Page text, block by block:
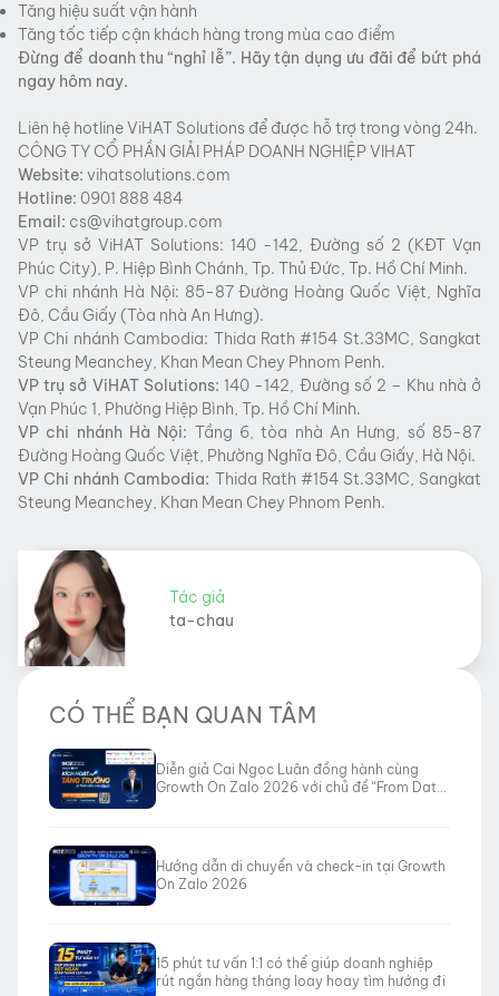
Tăng hiệu suất vận hành
Tăng tốc tiếp cận khách hàng trong mùa cao điểm
Đừng để doanh thu “nghỉ lễ”. Hãy tận dụng ưu đãi để bứt phá
ngay hôm nay.
Liên hệ hotline ViHAT Solutions để được hỗ trợ trong vòng 24h.
CÔNG TY CỔ PHẦN GIẢI PHÁP DOANH NGHIỆP VIHAT
Website: vihatsolutions.com
Hotline: 0901 888 484
Email: cs@vihatgroup.com
VP trụ sở ViHAT Solutions: 140 -142, Đường số 2 (KĐT Vạn
Phúc City), P. Hiệp Bình Chánh, Tp. Thủ Đức, Tp. Hồ Chí Minh.
VP chi nhánh Hà Nội: 85-87 Đường Hoàng Quốc Việt, Nghĩa
Đô, Cầu Giấy (Tòa nhà An Hưng).
VP Chi nhánh Cambodia: Thida Rath #154 St.33MC, Sangkat
Steung Meanchey, Khan Mean Chey Phnom Penh.
VP trụ sở ViHATSolutions: 140 -142, Đường số 2 – Khu nhà ở
Vạn Phúc 1, Phường Hiệp Bình, Tp. Hồ Chí Minh.
VP chi nhánh Hà Nội: Tầng 6, tòa nhà An Hưng, số 85-87
Đường Hoàng Quốc Việt, Phường Nghĩa Đô, Cầu Giấy, Hà Nội.
VP Chi nhánh Cambodia: Thida Rath #154 St.33MC, Sangkat
Steung Meanchey, Khan Mean Chey Phnom Penh.
Tác giả
ta-chau
CÓ THỂ BẠN QUAN TÂM
Diễn giả Cai Ngọc Luân đồng hành cùng
Growth On Zalo 2026 với chủ đề “From Data
Hướng dẫn di chuyển và check-in tại Growth
On Zalo 2026
15 phút tư vấn 1:1 có thể giúp doanh nghiệp
rút ngắn hàng tháng loay hoay tìm hướng đi